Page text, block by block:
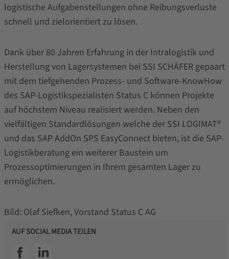
logistische Aufgabenstellungen ohne Reibungsverluste
schnell und zielorientiert zu lösen.
Dank über 80 Jahren Erfahrung in der Intralogistik und
Herstellung von Lagersystemen bei SSI SCHÄFER gepaart
mit dem tiefgehenden Prozess- und Software-KnowHow
des SAP-Logistikspezialisten Status C können Projekte
auf höchstem Niveau realisiert werden. Neben den
vielfältigen Standardlösungen welche der SSI LOGIMAT®
und das SAP AddOn SPS EasyConnect bieten, ist die SAP-
Logistikberatung ein weiterer Baustein um
Prozessoptimierungen in Ihrem gesamten Lager zu
ermöglichen.
Bild: Olaf Siefken, Vorstand Status C AG
AUF SOCIAL MEDIA TEILEN
SSI facebookSSI linkedin